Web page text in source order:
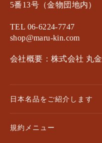
5番13号（金物団地内）
TEL 06-6224-7747
shop@maru-kin.com
会社概要：株式会社 丸金
日本名品をご紹介します
規約メニュー